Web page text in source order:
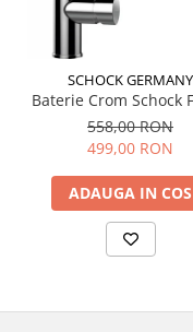
SCHOCK GERMANY
Baterie Crom Schock
558,00 RON
499,00 RON
ADAUGA IN COS